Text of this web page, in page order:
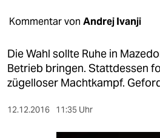
öko
gesellschaft
kultur
Kommentar von Andrej Ivanji
Die Wahl sollte Ruhe in
Betrieb bringen. Stattdessen
zügelloser Machtkampf.
12.12.2016 11:35 Uhr